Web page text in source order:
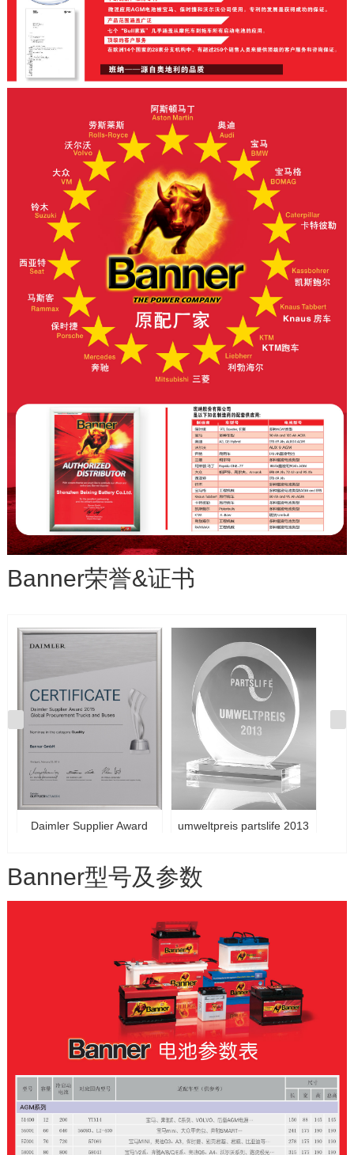
Banner荣誉&证书
Daimler Supplier Award umweltpreis partslife 2013
GTÜ Seal of Approval 2016 GTÜ Seal of Approval 2016
Banner型号及参数